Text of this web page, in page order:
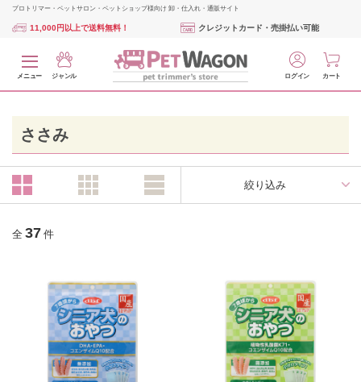
プロトリマー・ペットサロン・ペットショップ様向け 卸・仕入れ・通販サイト
11,000円以上で送料無料！ クレジットカード・売掛払い可能
メニュー ジャンル ログイン カート
ささみ
絞り込み
全 37 件